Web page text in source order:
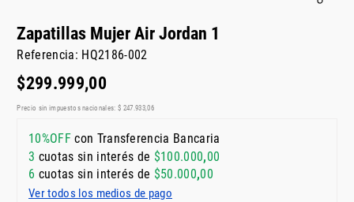
Zapatillas Mujer Air Jordan 1
Referencia: HQ2186-002
$299.999,00
Precio sin impuestos nacionales: $ 247 933,06
10%OFFcon Transferencia Bancaria
3 cuotas sin interés de $100.000,00
6 cuotas sin interés de $50.000,00
Ver todos los medios de pago